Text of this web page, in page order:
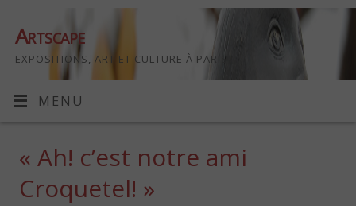
Artscape
EXPOSITIONS, ART ET CULTURE À PARIS
MENU
« Ah! c’est notre ami
Croquetel! »